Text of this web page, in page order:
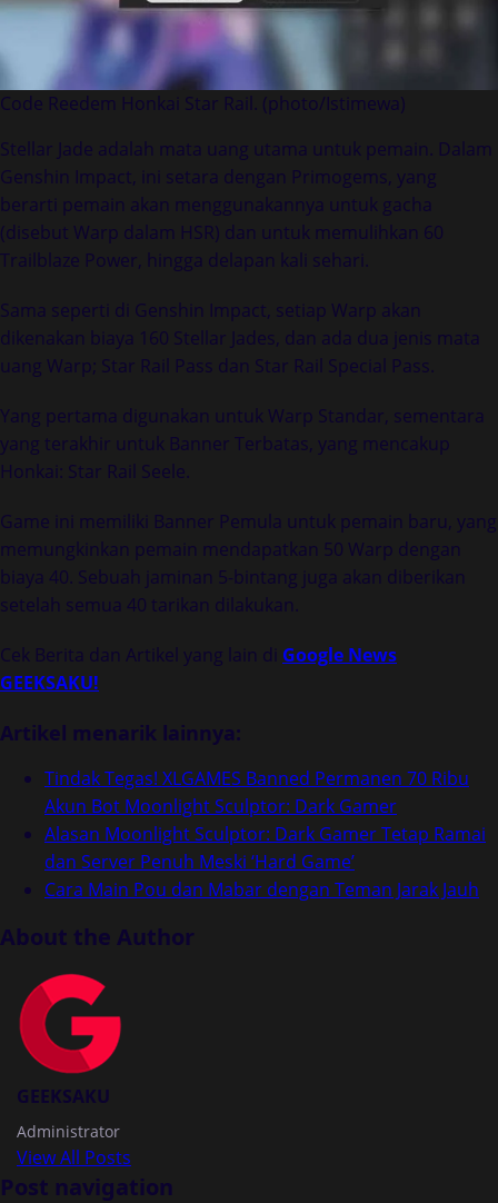
Code Reedem Honkai Star Rail. (photo/Istimewa)
Stellar Jade adalah mata uang utama untuk pemain. Dalam
Genshin Impact, ini setara dengan Primogems, yang
berarti pemain akan menggunakannya untuk gacha
(disebut Warp dalam HSR) dan untuk memulihkan 60
Trailblaze Power, hingga delapan kali sehari.
Sama seperti di Genshin Impact, setiap Warp akan
dikenakan biaya 160 Stellar Jades, dan ada dua jenis mata
uang Warp; Star Rail Pass dan Star Rail Special Pass.
Yang pertama digunakan untuk Warp Standar, sementara
yang terakhir untuk Banner Terbatas, yang mencakup
Honkai: Star Rail Seele.
Game ini memiliki Banner Pemula untuk pemain baru, yang
memungkinkan pemain mendapatkan 50 Warp dengan
biaya 40. Sebuah jaminan 5-bintang juga akan diberikan
setelah semua 40 tarikan dilakukan.
Cek Berita dan Artikel yang lain di Google News
GEEKSAKU!
Artikel menarik lainnya:
Tindak Tegas! XLGAMES Banned Permanen 70 Ribu
Akun Bot Moonlight Sculptor: Dark Gamer
Alasan Moonlight Sculptor: Dark Gamer Tetap Ramai
dan Server Penuh Meski ‘Hard Game’
Cara Main Pou dan Mabar dengan Teman Jarak Jauh
About the Author
GEEKSAKU
Administrator
View All Posts
Post navigation